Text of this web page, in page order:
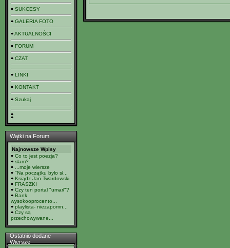
SUKCESY
GALERIA FOTO
AKTUALNOŚCI
FORUM
CZAT
LINKI
KONTAKT
Szukaj
Wątki na Forum
Najnowsze Wpisy
Co to jest poezja?
slam?
...moje wiersze
"Na początku było sł...
Ksiądz Jan Twardowski
FRASZKI
Czy ten portal "umarł"?
Bank
wysokooprocento...
playlista- niezapomn...
Czy są
przechowywane...
Ostatnio dodane
Wiersze